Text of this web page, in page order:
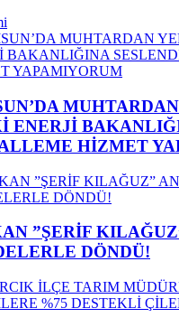
ENERJİ
HİZMET
”ŞERİF
DÖNDÜ!